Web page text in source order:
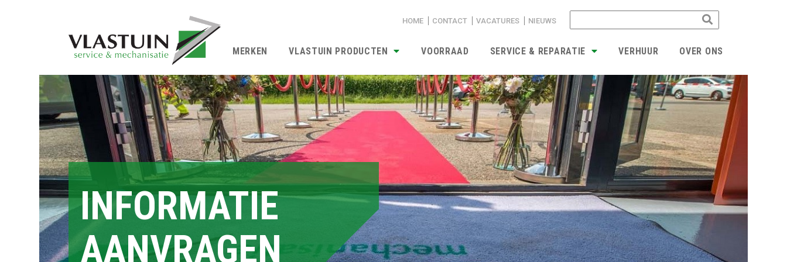
HOME CONTACT VACATURES NIEUWS
MERKEN VLASTUIN PRODUCTEN VOORRAAD SERVICE & REPARATIE VERHUUR OVER ONS
INFORMATIE
AANVRAGEN